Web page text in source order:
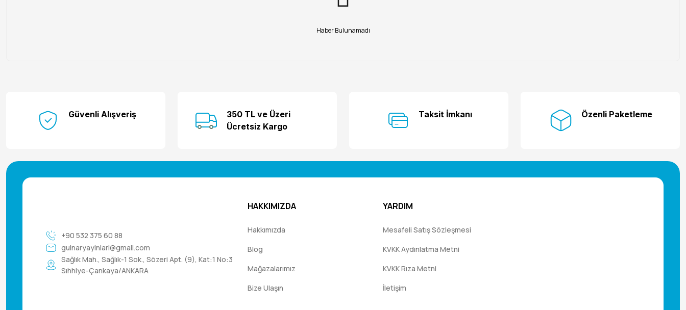
Haber Bulunamadı
Güvenli Alışveriş
350 TL ve Üzeri
Ücretsiz Kargo
Taksit İmkanı Özenli Paketleme
+90 532 375 60 88
gulnaryayinlari@gmail.com
Sağlık Mah., Sağlık-1 Sok., Sözeri Apt. (9), Kat:1 No:3
Sıhhiye-Çankaya/ANKARA
HAKKIMIZDA
Hakkımızda
Blog
Mağazalarımız
Bize Ulaşın
YARDIM
Mesafeli Satış Sözleşmesi
KVKK Aydınlatma Metni
KVKK Rıza Metni
İletişim